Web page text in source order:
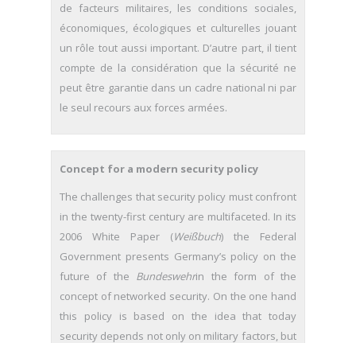
de facteurs militaires, les conditions sociales,
économiques, écologiques et culturelles jouant
un rôle tout aussi important. D’autre part, il tient
compte de la considération que la sécurité ne
peut être garantie dans un cadre national ni par
le seul recours aux forces armées.
Concept for a modern security policy
The challenges that security policy must confront
in the twenty-first century are multifaceted. In its
2006 White Paper (Weißbuch) the Federal
Government presents Germany’s policy on the
future of the Bundeswehrin the form of the
concept of networked security. On the one hand
this policy is based on the idea that today
security depends not only on military factors, but